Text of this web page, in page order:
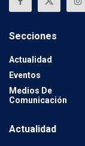
Secciones
Actualidad
Eventos
Medios De
Comunicación
Actualidad